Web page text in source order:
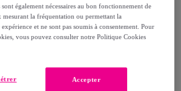
premium matelassée de Weleda. Celle-
la Crème de Jour redensifiante et de
Gentiane Bleue et Edelweiss. La
avec du Coton bio certifié GOTS,
avec les Mouettes Vertes : filière 100%
pratiquant le commerce équitable.
sont également nécessaires au bon fonctionnement de
mesurant la fréquentation ou permettant la
et ne sont pas soumis à consentement. Pour
vous pouvez consulter notre Politique Cookies
Accepter